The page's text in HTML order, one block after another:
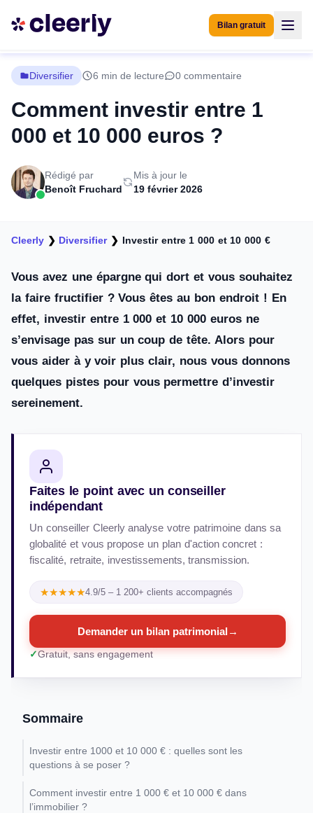
Bilan gratuit
Diversifier 6 min de lecture 0 commentaire
Comment investir entre 1
000 et 10 000 euros ?
Rédigé par
Benoît Fruchard
Mis à jour le
19 février 2026
Cleerly ❯ Diversifier❯ Investir entre 1 000 et 10 000 €
Vous avez une épargne qui dort et vous souhaitez
la faire fructifier ? Vous êtes au bon endroit ! En
effet, investir entre 1 000 et 10 000 euros ne
s’envisage pas sur un coup de tête. Alors pour
vous aider à y voir plus clair, nous vous donnons
quelques pistes pour vous permettre d’investir
sereinement.
Faites le point avec un conseiller
indépendant
Un conseiller Cleerly analyse votre patrimoine dans sa
globalité et vous propose un plan d'action concret :
fiscalité, retraite, investissements, transmission.
★★★★★4.9/5 – 1 200+ clients accompagnés
Demander un bilan patrimonial →
Gratuit, sans engagement
Sommaire
Investir entre 1000 et 10 000 € : quelles sont les
questions à se poser ?
Comment investir entre 1 000 € et 10 000 € dans
l’immobilier ?